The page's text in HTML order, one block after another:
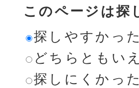
このページは探
探しやすかった
どちらともい
探しにくかった